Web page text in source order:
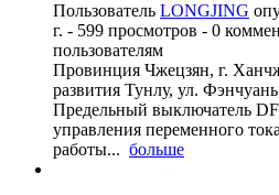
Пользователь LONGJING
г. - 599 просмотров - 0
пользователям
Провинция Чжецзян, г.
развития Тунлу, ул.
Предельный выключатель
управления переменного
работы... больше